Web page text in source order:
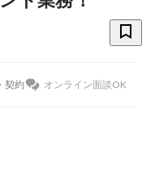
契約 オンライン面談OK